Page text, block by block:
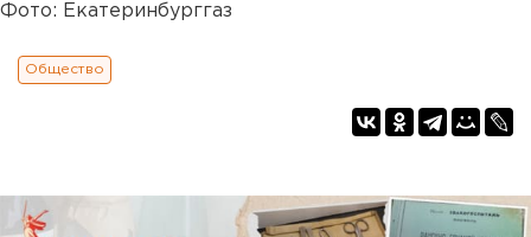
Фото: Екатеринбурггаз
Общество